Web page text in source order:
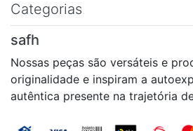
Categorias
safh
Nossas peças são versáteis e
originalidade e inspiram a
autêntica presente na trajetória